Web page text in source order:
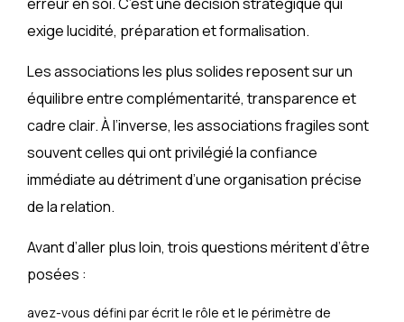
exige lucidité, préparation et formalisation.
Les associations les plus solides reposent sur un
équilibre entre complémentarité, transparence et
cadre clair. À l’inverse, les associations fragiles sont
souvent celles qui ont privilégié la confiance
immédiate au détriment d’une organisation précise
de la relation.
Avant d’aller plus loin, trois questions méritent d’être
posées :
avez-vous défini par écrit le rôle et le périmètre de